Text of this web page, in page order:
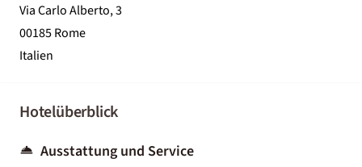
Via Carlo Alberto, 3
00185 Rome
Italien
Hotelüberblick
Ausstattung und Service